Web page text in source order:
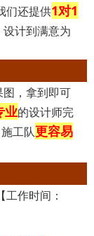
们还提供1对1
计到满意为
，拿到即可
业的设计师完
工队更容易
作时间：